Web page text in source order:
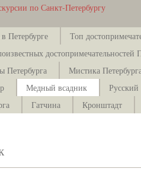
по Санкт-Петербургу
Петербурге
Топ
достопримечательностей
Петербурга
Мистика
Медный всадник
Гатчина Кронштадт